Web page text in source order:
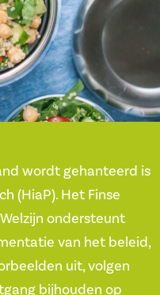
wordt gehanteerd is
(HiaP). Het Finse
ondersteunt
van het beleid,
uit, volgen
bijhouden op